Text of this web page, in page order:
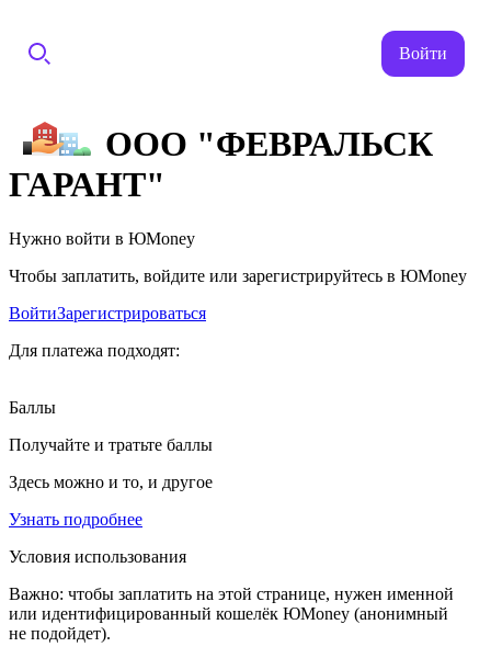
Войти
ООО "ФЕВРАЛЬСК
ГАРАНТ"
Нужно войти в ЮMoney
Чтобы заплатить, войдите или зарегистрируйтесь в ЮMoney
ВойтиЗарегистрироваться
Для платежа подходят:
Баллы
Получайте и тратьте баллы
Здесь можно и то, и другое
Узнать подробнее
Условия использования
Важно: чтобы заплатить на этой странице, нужен именной
или идентифицированный кошелёк ЮMoney (анонимный
не подойдет).